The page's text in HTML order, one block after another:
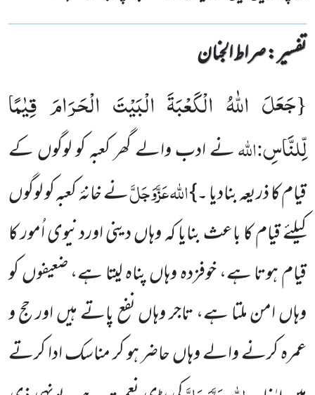
تفسیر : ‎صراط الجنان
{جَعَلَ اللّٰهُ الْكَعْبَةَ الْبَیْتَ الْحَرَامَ قِیٰمًا
لِّلنَّاسِ:اللہنے ادب والے گھر کعبہ کو لوگوں کے
قیام کا ذریعہ بنادیا ۔}اللہعَزَّوَجَلَّنے خانۂکعبہ کو لوگوں
کیلئے قیام کا باعث بنایا کہ وہاں دینی اوردنیوی اُمور کا
قیام ہوتا ہے، خوفزدہ وہاں پناہ لیتا ہے، ضعیفوں کو
وہاں امن ملتا ہے، تاجر وہاں نفع پاتے ہیں اور حج و
عمرہ کرنے والے وہاں حاضر ہو کر مناسک ادا کرتے